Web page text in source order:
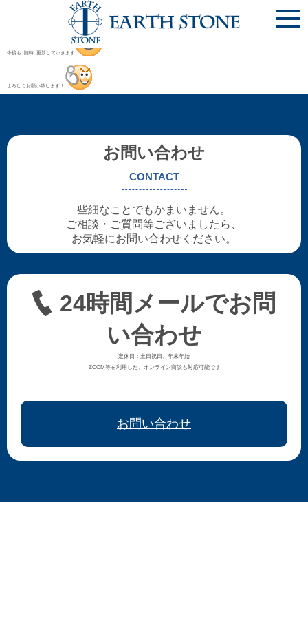
「導入事例」「オーダーできるもの」
「カスタムオーダー」「フレキシブル家具」
施工事例写真＆参考図面が 満載です！！
今後も 随時 更新していきます
よろしくお願い致します！
お問い合わせ
CONTACT
些細なことでもかまいません。
ご相談・ご質問等ございましたら、
お気軽にお問い合わせください。
24時間メールでお問
い合わせ
定休日：土日祝日、年末年始
ZOOM等を利用した、オンライン商談も対応可能です
お問い合わせ